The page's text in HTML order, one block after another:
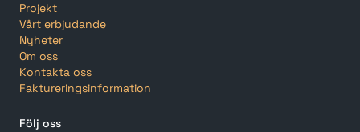
Projekt
Vårt erbjudande
Nyheter
Om oss
Kontakta oss
Faktureringsinformation
Följ oss